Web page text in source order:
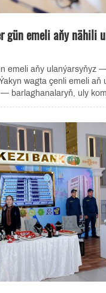
gün emeli aňy nähili
emeli aňy ulanýarsyňyz
wagta çenli emeli aň
barlaghanalaryň, uly